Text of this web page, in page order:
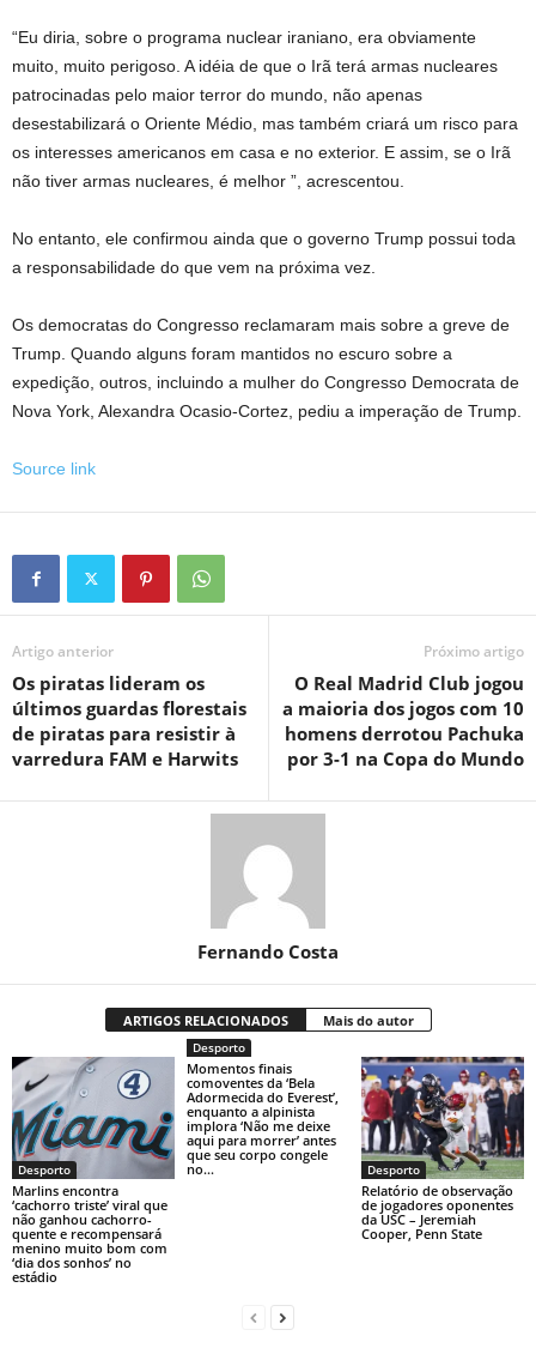
“Eu diria, sobre o programa nuclear iraniano, era obviamente
muito, muito perigoso. A idéia de que o Irã terá armas nucleares
patrocinadas pelo maior terror do mundo, não apenas
desestabilizará o Oriente Médio, mas também criará um risco para
os interesses americanos em casa e no exterior. E assim, se o Irã
não tiver armas nucleares, é melhor ”, acrescentou.
No entanto, ele confirmou ainda que o governo Trump possui toda
a responsabilidade do que vem na próxima vez.
Os democratas do Congresso reclamaram mais sobre a greve de
Trump. Quando alguns foram mantidos no escuro sobre a
expedição, outros, incluindo a mulher do Congresso Democrata de
Nova York, Alexandra Ocasio-Cortez, pediu a imperação de Trump.
Source link
Artigo anterior
Os piratas lideram os
últimos guardas florestais
de piratas para resistir à
varredura FAM e Harwits
Próximo artigo
O Real Madrid Club jogou
a maioria dos jogos com 10
homens derrotou Pachuka
por 3-1 na Copa do Mundo
Fernando Costa
ARTIGOS RELACIONADOS Mais do autor
Desporto
Marlins encontra
‘cachorro triste’ viral que
não ganhou cachorro-
quente e recompensará
menino muito bom com
‘dia dos sonhos’ no
estádio
Desporto
Momentos finais
comoventes da ‘Bela
Adormecida do Everest’,
enquanto a alpinista
implora ‘Não me deixe
aqui para morrer’ antes
que seu corpo congele
no...
Desporto
Relatório de observação
de jogadores oponentes
da USC – Jeremiah
Cooper, Penn State